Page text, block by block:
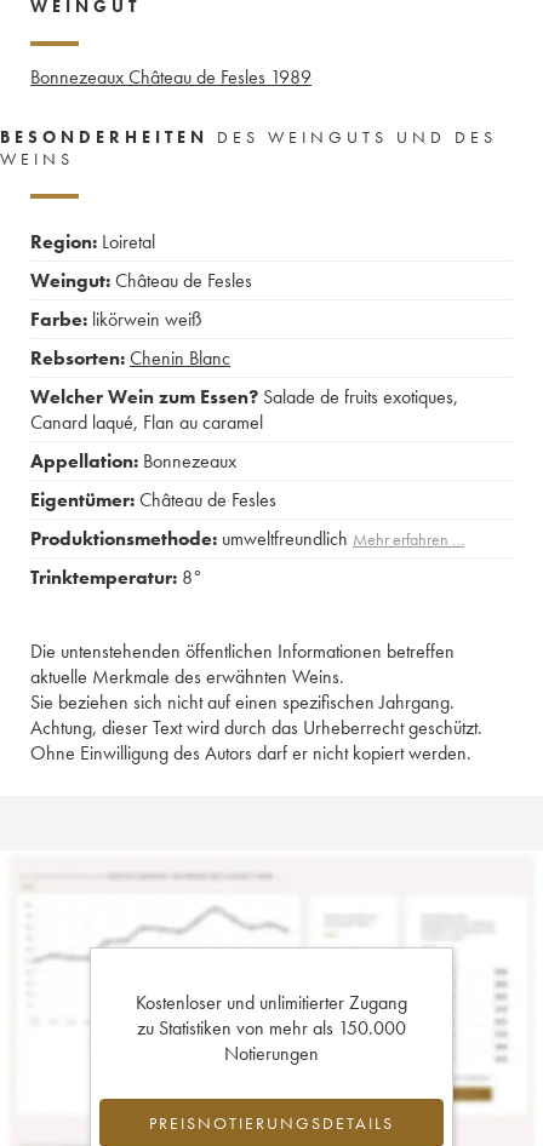
WEINGUT
Bonnezeaux Château de Fesles 1989
BESONDERHEITEN
DES WEINGUTS UND DES
WEINS
Region: Loiretal
Weingut:Château de Fesles
Farbe: likörwein weiß
Rebsorten:Chenin Blanc
Welcher Wein zum Essen? Salade de fruits exotiques,
Canard laqué, Flan au caramel
Appellation: Bonnezeaux
Eigentümer:Château de Fesles
Produktionsmethode: umweltfreundlich Mehr erfahren …
Trinktemperatur: 8°
Die untenstehenden öffentlichen Informationen betreffen
aktuelle Merkmale des erwähnten Weins.
Sie beziehen sich nicht auf einen spezifischen Jahrgang.
Achtung, dieser Text wird durch das Urheberrecht geschützt.
Ohne Einwilligung des Autors darf er nicht kopiert werden.
Kostenloser und unlimitierter Zugang
zu Statistiken von mehr als 150.000
Notierungen
PREISNOTIERUNGSDETAILS